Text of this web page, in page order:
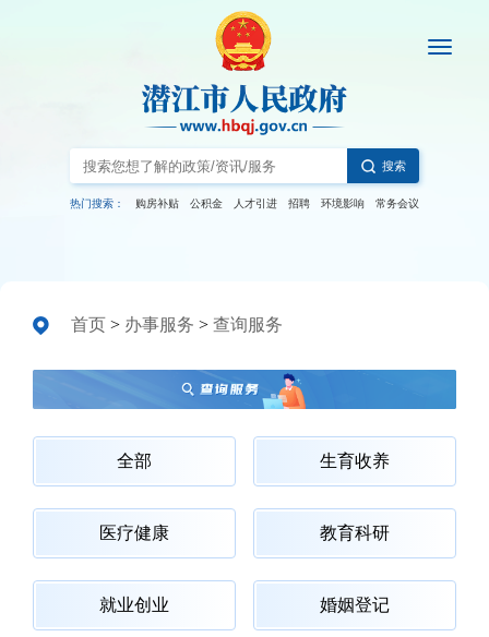
搜索
热门搜索： 购房补贴 公积金 人才引进 招聘 环境影响 常务会议
首页 > 办事服务 > 查询服务
全部 生育收养
医疗健康 教育科研
就业创业 婚姻登记